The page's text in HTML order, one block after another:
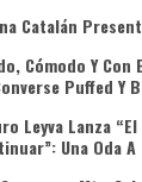
Catalán
Cómodo Y Con
Puffed Y
Leyva Lanza
Una Oda